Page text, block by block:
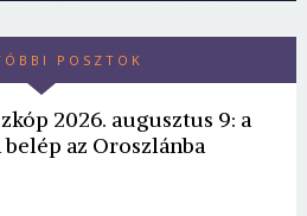
POSZTOK
2026. augusztus 9: a
az Oroszlánba